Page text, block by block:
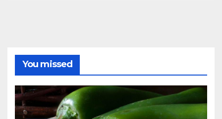
You missed